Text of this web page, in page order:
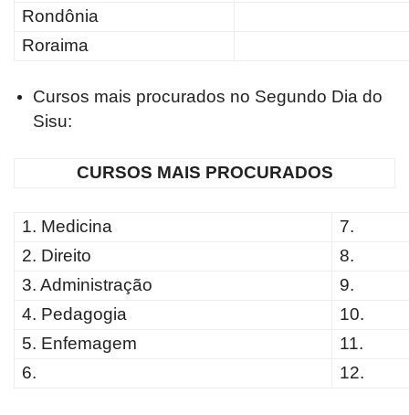
Rondônia
Roraima
Cursos mais procurados no Segundo Dia do
Sisu:
CURSOS MAIS PROCURADOS
1. Medicina
7.
2. Direito
8.
3. Administração
9.
4. Pedagogia
10.
5. Enfemagem
11.
6.
12.